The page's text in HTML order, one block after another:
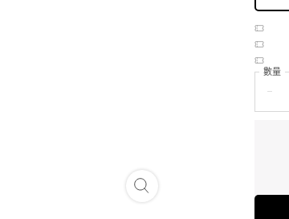
絕對完美黃金玫瑰永生活萃 補充蕊
−
數量